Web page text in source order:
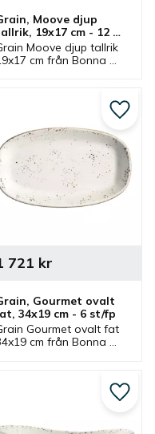
Moove djup
19x17 cm - 12
fp Moove djup tallrik
cm från Bonna
med fyrkantig form som
passar bra som mattallrik.
Gourmet ovalt
34x19 cm - 6 st/fp
Gourmet ovalt fat
cm från Bonna
är ett bra serveringsfat
721 kr
Lägg
Lägg